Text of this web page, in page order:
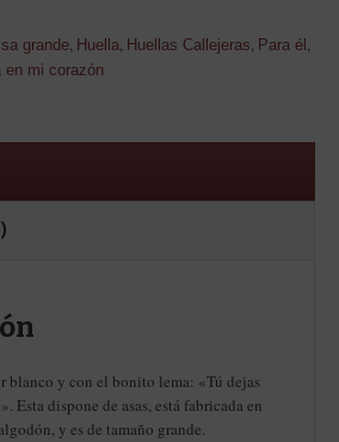
grande, Huella, Huellas Callejeras, Para él ,
en mi corazón
blanco y con el bonito lema: «Tú dejas
Esta dispone de asas, está fabricada en
y es de tamaño grande.